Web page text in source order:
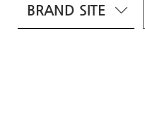
BRAND SITE